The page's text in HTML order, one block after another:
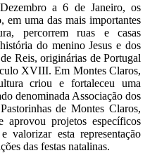
a 6 de Janeiro, os
em uma das mais importantes
percorrem ruas e casas
do menino Jesus e dos
Reis, originárias de Portugal
XVIII. Em Montes Claros,
criou e fortaleceu uma
denominada Associação dos
de Montes Claros,
aprovou projetos específicos
esta representação
das festas natalinas.